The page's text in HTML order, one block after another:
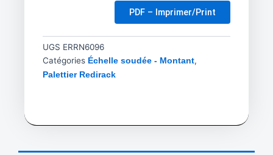
PDF – Imprimer/Print
UGS ERRN6096
Catégories Échelle soudée - Montant,
Palettier Redirack